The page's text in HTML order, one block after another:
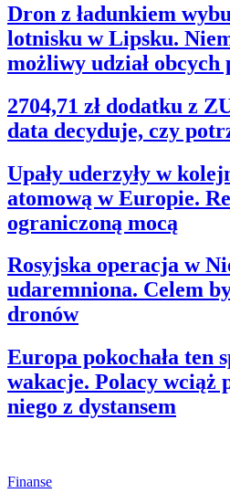
Dron z ładunkiem
lotnisku w Lipsku.
możliwy udział obcych
2704,71 zł dodatku z
data decyduje, czy
Upały uderzyły w
atomową w Europie.
ograniczoną mocą
Rosyjska operacja w
udaremniona. Celem
dronów
Europa pokochała ten
wakacje. Polacy wciąż
niego z dystansem
Finanse